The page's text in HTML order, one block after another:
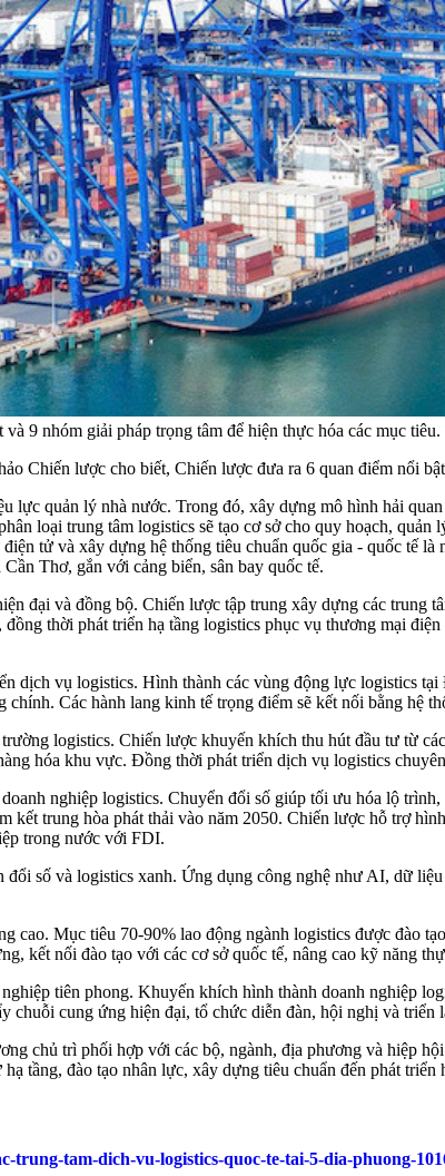
9 nhóm giải pháp trọng tâm để hiện thực hóa các mục tiêu.
Chiến lược cho biết, Chiến lược đưa ra 6 quan điểm nổi
lực quản lý nhà nước. Trong đó, xây dựng mô hình hải
loại trung tâm logistics sẽ tạo cơ sở cho quy hoạch,
tử và xây dựng hệ thống tiêu chuẩn quốc gia - quốc tế
Thơ, gắn với cảng biển, sân bay quốc tế.
đại và đồng bộ. Chiến lược tập trung xây dựng các trung
thời phát triển hạ tầng logistics phục vụ thương mại
dịch vụ logistics. Hình thành các vùng động lực logistics
Các hành lang kinh tế trọng điểm sẽ kết nối bằng hệ
logistics. Chiến lược khuyến khích thu hút đầu tư từ
hóa khu vực. Đồng thời phát triển dịch vụ logistics
nghiệp logistics. Chuyển đổi số giúp tối ưu hóa lộ
kết trung hòa phát thải vào năm 2050. Chiến lược hỗ trợ
trong nước với FDI.
đổi số và logistics xanh. Ứng dụng công nghệ như AI, dữ
cao. Mục tiêu 70-90% lao động ngành logistics được đào
kết nối đào tạo với các cơ sở quốc tế, nâng cao kỹ năng
tiên phong. Khuyến khích hình thành doanh nghiệp
chuỗi cung ứng hiện đại, tổ chức diễn đàn, hội nghị và triển
chủ trì phối hợp với các bộ, ngành, địa phương và hiệp
tầng, đào tạo nhân lực, xây dựng tiêu chuẩn đến phát
trung-tam-dich-vu-logistics-quoc-te-tai-5-dia-phuong-